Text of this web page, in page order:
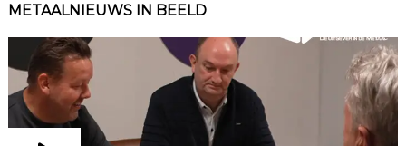
METAALNIEUWS IN BEELD